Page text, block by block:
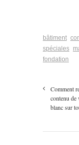
bâtiment
spéciales
fondation
Comment
contenu
blanc sur